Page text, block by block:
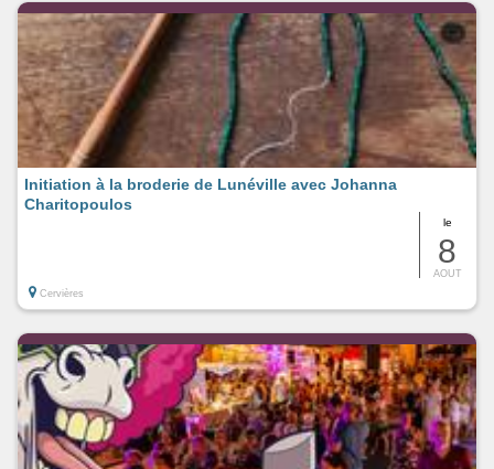
le
8
AOUT
Initiation à la broderie de Lunéville avec Johanna
Charitopoulos
Cervières